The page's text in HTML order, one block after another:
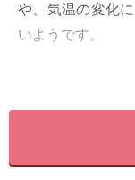
や、気温の変化
いようです。
中の凝りがいつ
凝りが強くなる